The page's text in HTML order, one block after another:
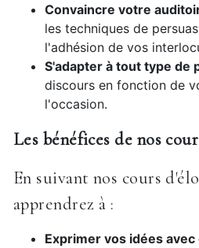
Convaincre votre
les techniques de
l'adhésion de vos
S'adapter à tout type de
discours en fonction de
l'occasion.
Les bénéfices de nos
En suivant nos cours
apprendrez à :
Exprimer vos idées